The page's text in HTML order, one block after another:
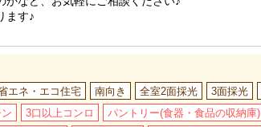
ます♪
エネ・エコ住宅 南向き 全室2面採光 3面採光
3口以上コンロ パントリー(食器・食品の収納庫)